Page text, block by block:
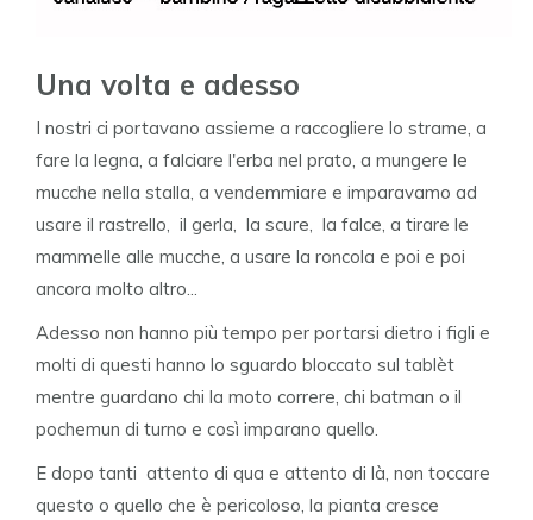
Una volta e adesso
I nostri ci portavano assieme a raccogliere lo strame, a
fare la legna, a falciare l'erba nel prato, a mungere le
mucche nella stalla, a vendemmiare e imparavamo ad
usare il rastrello, il gerla, la scure, la falce, a tirare le
mammelle alle mucche, a usare la roncola e poi e poi
ancora molto altro...
Adesso non hanno più tempo per portarsi dietro i figli e
molti di questi hanno lo sguardo bloccato sul tablèt
mentre guardano chi la moto correre, chi batman o il
pochemun di turno e così imparano quello.
E dopo tanti attento di qua e attento di là, non toccare
questo o quello che è pericoloso, la pianta cresce